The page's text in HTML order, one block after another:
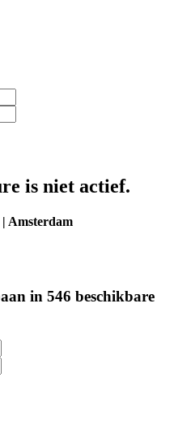
is niet actief.
Amsterdam
in 546 beschikbare